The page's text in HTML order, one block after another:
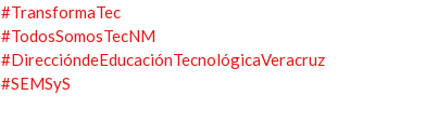
#TransformaTec
#TodosSomosTecNM
#DireccióndeEducaciónTecnológicaVeracruz
#SEMSyS